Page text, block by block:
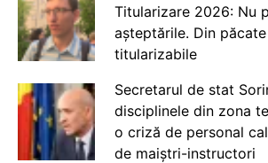
Titularizare 2026: Nu
așteptările. Din
titularizabile
Secretarul de stat
disciplinele din zona
o criză de personal
de maiștri-instructori